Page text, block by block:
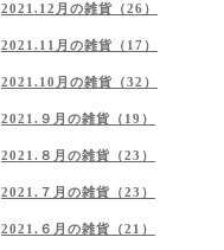
2021.12月の雑貨（26）
2021.11月の雑貨（17）
2021.10月の雑貨（32）
2021.９月の雑貨（19）
2021.８月の雑貨（23）
2021.７月の雑貨（23）
2021.６月の雑貨（21）